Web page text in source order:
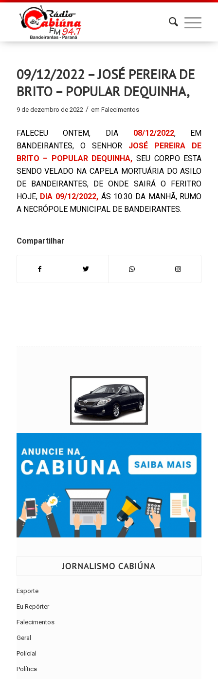
09/12/2022 – JOSÉ PEREIRA DE
BRITO – POPULAR DEQUINHA,
9 de dezembro de 2022 / em Falecimentos
FALECEU ONTEM, DIA 08/12/2022, EM
BANDEIRANTES, O SENHOR JOSÉ PEREIRA DE
BRITO – POPULAR DEQUINHA,SEU CORPO ESTA
SENDO VELADO NA CAPELA MORTUÁRIA DO ASILO
DE BANDEIRANTES, DE ONDE SAIRÁ O FERITRO
HOJE, DIA 09/12/2022,ÁS 10:30 DA MANHÃ, RUMO
A NECRÓPOLE MUNICIPAL DE BANDEIRANTES.
Compartilhar
JORNALISMO CABIÚNA
Esporte
Eu Repórter
Falecimentos
Geral
Policial
Política